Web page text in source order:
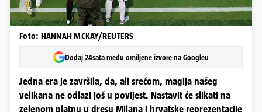
Foto: HANNAH MCKAY/REUTERS
Dodaj 24sata među omiljene izvore na Googleu
Jedna era je završila, da, ali srećom, magija našeg
velikana ne odlazi još u povijest. Nastavit će slikati na
zelenom platnu u dresu Milana i hrvatske reprezentacije